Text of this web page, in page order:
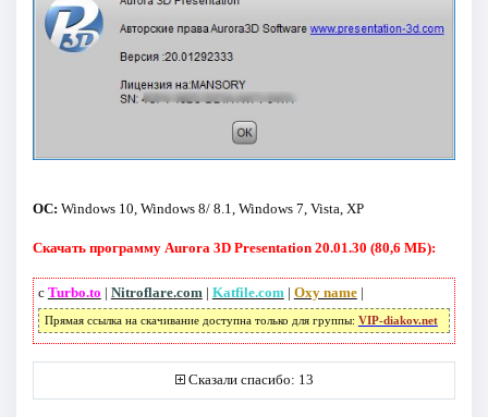
ОС: Windows 10, Windows 8/ 8.1, Windows 7, Vista, XP
Скачать программу Aurora 3D Presentation 20.01.30 (80,6 МБ):
с Turbo.to | Nitroflare.com | Katfile.com | Oxy name|
Прямая ссылка на скачивание доступна только для группы: VIP-diakov.net
Сказали спасибо: 13